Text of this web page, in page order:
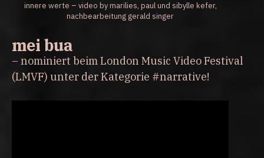
innere werte – video by marilies, paul und sibylle kefer,
nachbearbeitung gerald singer
mei bua
– nominiert beim London Music Video Festival
(LMVF) unter der Kategorie #narrative!